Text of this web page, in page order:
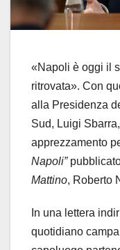
«Napoli è oggi il
ritrovata». Con
alla Presidenza
Sud, Luigi
apprezzamento
Napoli”
Mattino, Roberto
In una lettera
quotidiano